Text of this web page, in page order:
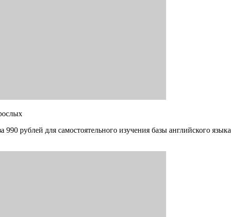
рублей для самостоятельного изучения базы английского языка